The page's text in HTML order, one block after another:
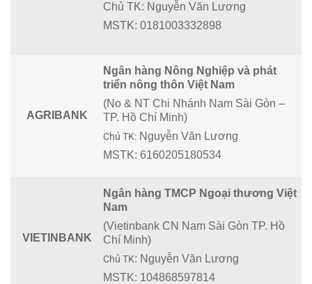
Chủ TK: Nguyễn Văn Lương
MSTK: 0181003332898
AGRIBANK
Ngân hàng Nông Nghiệp và phát
triển nông thôn Việt Nam
(No & NT Chi Nhánh Nam Sài Gòn –
TP. Hồ Chí Minh)
Chủ TK: Nguyễn Văn Lương
MSTK: 6160205180534
VIETINBANK
Ngân hàng TMCP Ngoại thương Việt
Nam
(Vietinbank CN Nam Sài Gòn TP. Hồ
Chí Minh)
Chủ TK: Nguyễn Văn Lương
MSTK: 104868597814